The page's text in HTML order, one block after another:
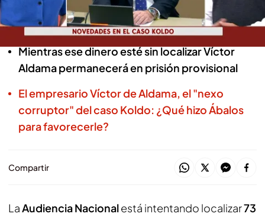
socios tendrían presuntamente en el
extranjero
Mientras ese dinero esté sin localizar Víctor
Aldama permanecerá en prisión provisional
El empresario Víctor de Aldama, el "nexo
corruptor" del caso Koldo: ¿Qué hizo Ábalos
para favorecerle?
Compartir
LaAudiencia Nacionalestá intentando localizar73